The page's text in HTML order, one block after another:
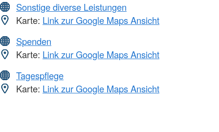
Sonstige diverse Leistungen
Karte: Link zur Google Maps Ansicht
Spenden
Karte: Link zur Google Maps Ansicht
Tagespflege
Karte: Link zur Google Maps Ansicht